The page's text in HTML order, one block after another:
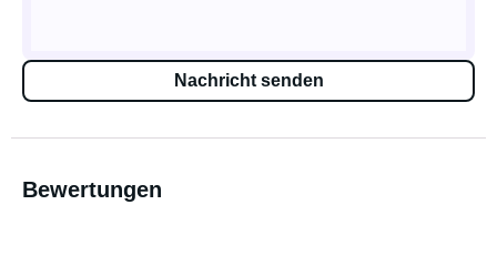
Nachricht senden
Bewertungen